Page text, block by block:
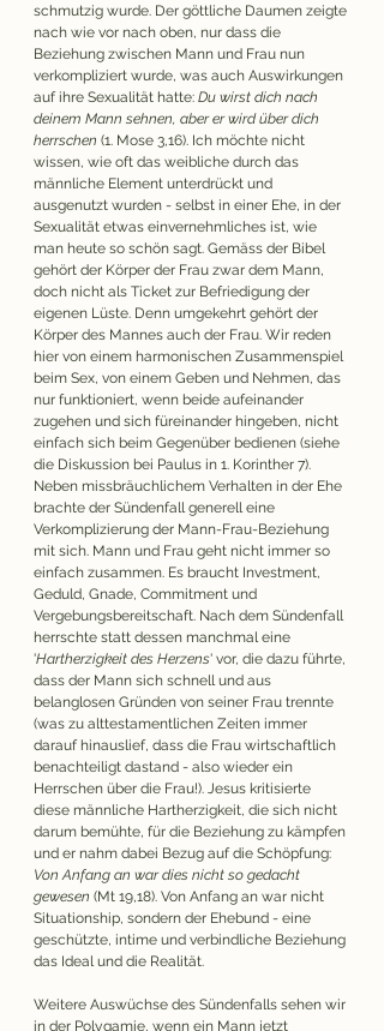
schmutzig wurde. Der göttliche Daumen zeigte
nach wie vor nach oben, nur dass die
Beziehung zwischen Mann und Frau nun
verkompliziert wurde, was auch Auswirkungen
auf ihre Sexualität hatte: Du wirst dich nach
deinem Mann sehnen, aber er wird über dich
herrschen (1. Mose 3,16). Ich möchte nicht
wissen, wie oft das weibliche durch das
männliche Element unterdrückt und
ausgenutzt wurden - selbst in einer Ehe, in der
Sexualität etwas einvernehmliches ist, wie
man heute so schön sagt. Gemäss der Bibel
gehört der Körper der Frau zwar dem Mann,
doch nicht als Ticket zur Befriedigung der
eigenen Lüste. Denn umgekehrt gehört der
Körper des Mannes auch der Frau. Wir reden
hier von einem harmonischen Zusammenspiel
beim Sex, von einem Geben und Nehmen, das
nur funktioniert, wenn beide aufeinander
zugehen und sich füreinander hingeben, nicht
einfach sich beim Gegenüber bedienen (siehe
die Diskussion bei Paulus in 1. Korinther 7).
Neben missbräuchlichem Verhalten in der Ehe
brachte der Sündenfall generell eine
Verkomplizierung der Mann-Frau-Beziehung
mit sich. Mann und Frau geht nicht immer so
einfach zusammen. Es braucht Investment,
Geduld, Gnade, Commitment und
Vergebungsbereitschaft. Nach dem Sündenfall
herrschte statt dessen manchmal eine
'Hartherzigkeit des Herzens' vor, die dazu führte,
dass der Mann sich schnell und aus
belanglosen Gründen von seiner Frau trennte
(was zu alttestamentlichen Zeiten immer
darauf hinauslief, dass die Frau wirtschaftlich
benachteiligt dastand - also wieder ein
Herrschen über die Frau!). Jesus kritisierte
diese männliche Hartherzigkeit, die sich nicht
darum bemühte, für die Beziehung zu kämpfen
und er nahm dabei Bezug auf die Schöpfung:
Von Anfang an war dies nicht so gedacht
gewesen (Mt 19,18). Von Anfang an war nicht
Situationship, sondern der Ehebund - eine
geschützte, intime und verbindliche Beziehung
das Ideal und die Realität.
Weitere Auswüchse des Sündenfalls sehen wir
in der Polygamie, wenn ein Mann jetzt